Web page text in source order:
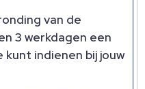
van de
3 werkdagen een
indienen bij jouw